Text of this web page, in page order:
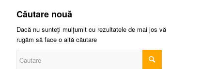
Căutare nouă
Dacă nu sunteți mulțumit cu rezultatele de mai jos vă
rugăm să face o altă căutare